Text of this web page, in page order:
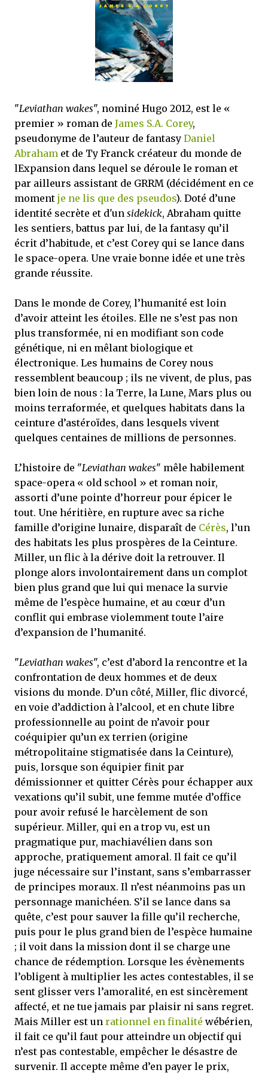
mettre sous tous les yeux. C'est cela...
"Leviathan wakes", nominé Hugo 2012, est le «
premier » roman de James S.A. Corey,
pseudonyme de l’auteur de fantasy Daniel
Abraham et de Ty Franck créateur du monde de
lExpansion dans lequel se déroule le roman et
par ailleurs assistant de GRRM (décidément en ce
moment je ne lis que des pseudos). Doté d’une
identité secrète et d'un sidekick, Abraham quitte
les sentiers, battus par lui, de la fantasy qu’il
écrit d’habitude, et c’est Corey qui se lance dans
le space-opera. Une vraie bonne idée et une très
grande réussite.
Dans le monde de Corey, l’humanité est loin
d’avoir atteint les étoiles. Elle ne s’est pas non
plus transformée, ni en modifiant son code
génétique, ni en mêlant biologique et
électronique. Les humains de Corey nous
ressemblent beaucoup ; ils ne vivent, de plus, pas
bien loin de nous : la Terre, la Lune, Mars plus ou
moins terraformée, et quelques habitats dans la
ceinture d’astéroïdes, dans lesquels vivent
quelques centaines de millions de personnes.
L’histoire de "Leviathan wakes" mêle habilement
space-opera « old school » et roman noir,
assorti d’une pointe d’horreur pour épicer le
tout. Une héritière, en rupture avec sa riche
famille d’origine lunaire, disparaît de Cérès, l’un
des habitats les plus prospères de la Ceinture.
Miller, un flic à la dérive doit la retrouver. Il
plonge alors involontairement dans un complot
bien plus grand que lui qui menace la survie
même de l’espèce humaine, et au cœur d’un
conflit qui embrase violemment toute l’aire
d’expansion de l’humanité.
"Leviathan wakes", c’est d’abord la rencontre et la
confrontation de deux hommes et de deux
visions du monde. D’un côté, Miller, flic divorcé,
en voie d’addiction à l’alcool, et en chute libre
professionnelle au point de n’avoir pour
coéquipier qu’un ex terrien (origine
métropolitaine stigmatisée dans la Ceinture),
puis, lorsque son équipier finit par
démissionner et quitter Cérès pour échapper aux
vexations qu’il subit, une femme mutée d’office
pour avoir refusé le harcèlement de son
supérieur. Miller, qui en a trop vu, est un
pragmatique pur, machiavélien dans son
approche, pratiquement amoral. Il fait ce qu’il
juge nécessaire sur l’instant, sans s’embarrasser
de principes moraux. Il n’est néanmoins pas un
personnage manichéen. S’il se lance dans sa
quête, c’est pour sauver la fille qu’il recherche,
puis pour le plus grand bien de l’espèce humaine
; il voit dans la mission dont il se charge une
chance de rédemption. Lorsque les évènements
l’obligent à multiplier les actes contestables, il se
sent glisser vers l’amoralité, en est sincèrement
affecté, et ne tue jamais par plaisir ni sans regret.
Mais Miller est un rationnel en finalité wébérien,
il fait ce qu’il faut pour atteindre un objectif qui
n’est pas contestable, empêcher le désastre de
survenir. Il accepte même d’en payer le prix,